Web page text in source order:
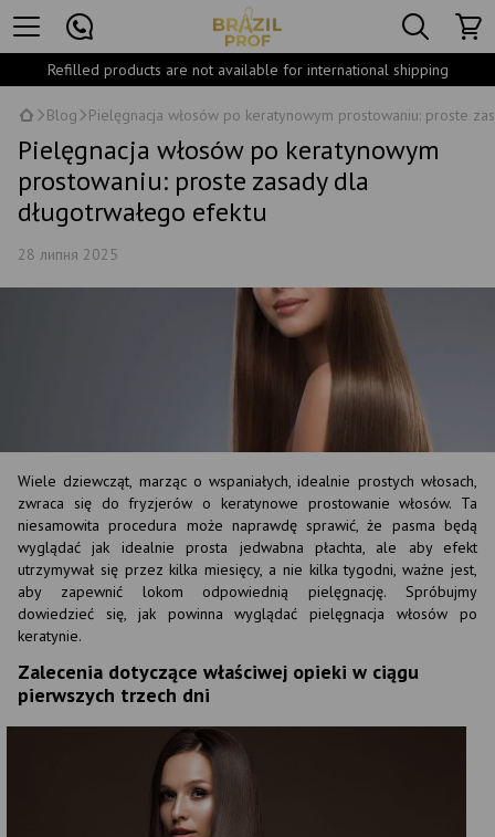
Refilled products are not available for international shipping
Blog Pielęgnacja włosów po keratynowym prostowaniu: proste
Pielęgnacja włosów po keratynowym
prostowaniu: proste zasady dla
długotrwałego efektu
28 липня 2025
Wiele dziewcząt, marząc o wspaniałych, idealnie prostych włosach,
zwraca się do fryzjerów o keratynowe prostowanie włosów. Ta
niesamowita procedura może naprawdę sprawić, że pasma będą
wyglądać jak idealnie prosta jedwabna płachta, ale aby efekt
utrzymywał się przez kilka miesięcy, a nie kilka tygodni, ważne jest,
aby zapewnić lokom odpowiednią pielęgnację. Spróbujmy
dowiedzieć się, jak powinna wyglądać pielęgnacja włosów po
keratynie.
Zalecenia dotyczące właściwej opieki w ciągu
pierwszych trzech dni